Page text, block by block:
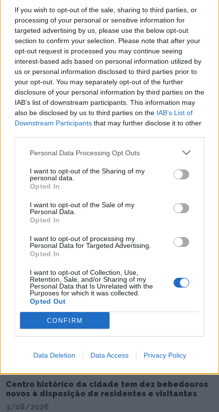
If you wish to opt-out of the sale, sharing to third parties, or
processing of your personal or sensitive information for
targeted advertising by us, please use the below opt-out
section to confirm your selection. Please note that after your
opt-out request is processed you may continue seeing
interest-based ads based on personal information utilized by
us or personal information disclosed to third parties prior to
your opt-out. You may separately opt-out of the further
disclosure of your personal information by third parties on the
IAB’s list of downstream participants. This information may
also be disclosed by us to third parties on the IAB’s List of
Downstream Participants that may further disclose it to other
Personal Data Processing Opt Outs
I want to opt-out of the Sharing of my
personal data.
Opted In
I want to opt-out of the Sale of my
Personal Data.
Opted In
I want to opt-out of processing my
Personal Data for Targeted Advertising.
Opted In
I want to opt-out of Collection, Use,
Retention, Sale, and/or Sharing of my
Personal Data that Is Unrelated with the
Purposes for which it was collected.
Opted Out
CONFIRM
Data Deletion Data Access Privacy Policy
Radares de Velocidade | Feira | agosto 2026
5/08/2026
Feirense Beeceler apresenta equipa para a Volta
a Portugal 2026
4/08/2026
Centro histórico da cidade tem dez bebedouros
novos à disposição de residentes e visitantes
3/08/2026